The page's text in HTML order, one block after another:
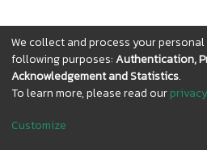
กิจการบ้านเมืองที่ดี
บ้านปิน อำเภอดอกค
ใช้ในการศึกษา คือ ป
18 ปีขึ้นไป จำนวน
แบบสอบถาม สถิติที่
ค่าความถี่ ค่าร้อยละ
และการทดสอบค่า
DSpace softwarecopyright ©
Cookie
We collect and process your
following purposes:Authentication,
Acknowledgement and Statistics.
To learn more, please read our
Customize